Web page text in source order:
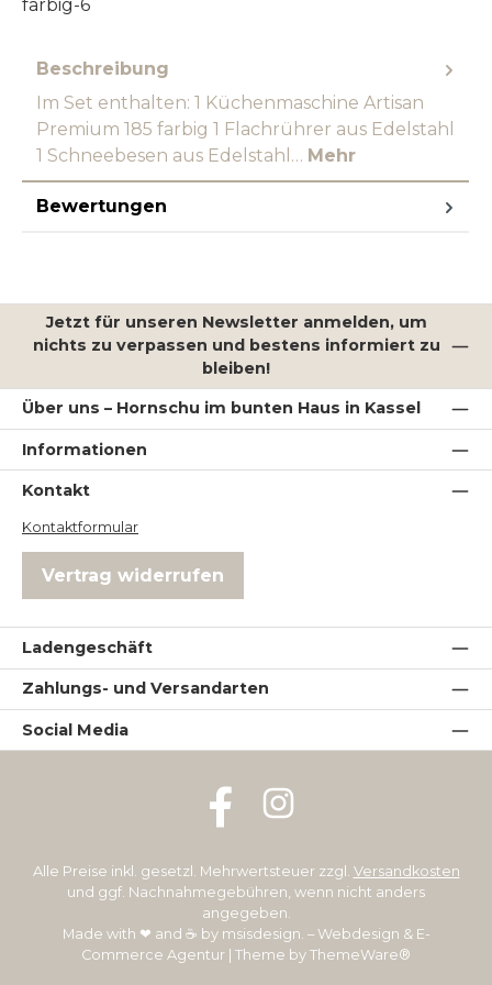
farbig-6
Beschreibung
Im Set enthalten: 1 Küchenmaschine Artisan
Premium 185 farbig 1 Flachrührer aus Edelstahl
1 Schneebesen aus Edelstahl… Mehr
Bewertungen
Jetzt für unseren Newsletter anmelden, um
nichts zu verpassen und bestens informiert zu
bleiben!
Über uns – Hornschu im bunten Haus in Kassel
Informationen
Kontakt
Kontaktformular
Vertrag widerrufen
Ladengeschäft
Zahlungs- und Versandarten
Social Media
Facebook Instagram
Alle Preise inkl. gesetzl. Mehrwertsteuer zzgl. Versandkosten
und ggf. Nachnahmegebühren, wenn nicht anders
angegeben.
Made with ❤ and ☕ by msisdesign. – Webdesign & E-
Commerce Agentur | Theme by ThemeWare®